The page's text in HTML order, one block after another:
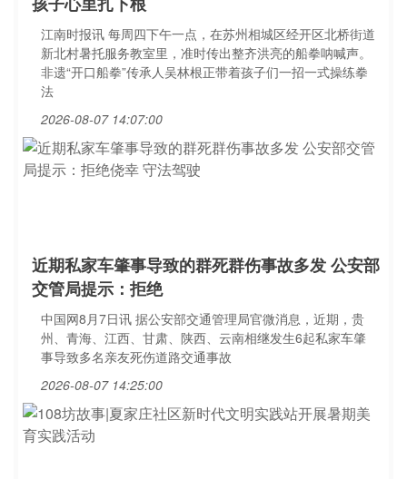
江南时报讯 每周四下午一点，在苏州相城区经开区北桥街道
新北村暑托服务教室里，准时传出整齐洪亮的船拳呐喊声。
非遗“开口船拳”传承人吴林根正带着孩子们一招一式操练拳
法
2026-08-07 14:07:00
近期私家车肇事导致的群死群伤事故多发 公安部
交管局提示：拒绝
中国网8月7日讯 据公安部交通管理局官微消息，近期，贵
州、青海、江西、甘肃、陕西、云南相继发生6起私家车肇
事导致多名亲友死伤道路交通事故
2026-08-07 14:25:00